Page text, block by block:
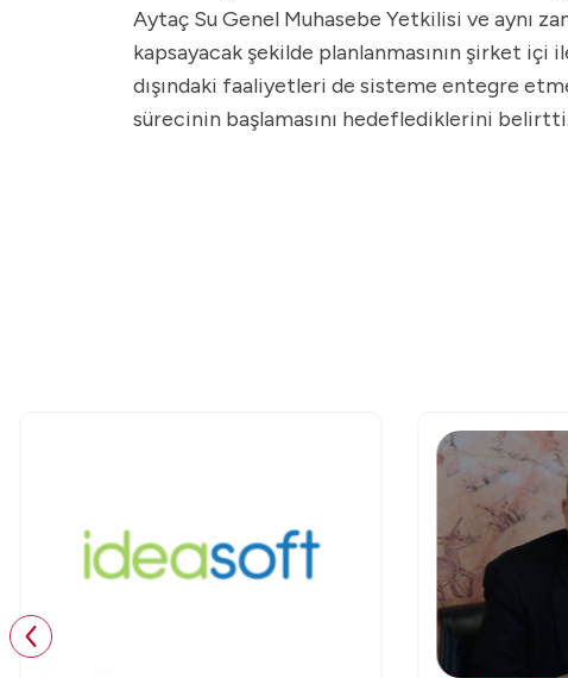
Aytaç Su Genel Muhasebe Yetkilisi ve aynı
kapsayacak şekilde planlanmasının şirket
dışındaki faaliyetleri de sisteme entegre
sürecinin başlamasını hedeflediklerini belirtti.